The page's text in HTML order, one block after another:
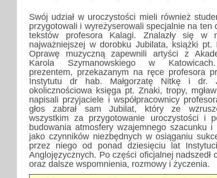
Swój udział w uroczystości mieli również
przygotowali i wyreżyserowali specjalnie na ten
tekstów profesora Kalagi. Znalazły się w
najważniejszej w dorobku Jubilata, książki pt.
Oprawę muzyczną zapewnili artyści z
Karola Szymanowskiego w Katowicach.
prezentem, przekazanym na ręce profesora
Instytutu dr hab. Małgorzatę Nitkę i dr.
okolicznościowa księga pt. Znaki, tropy,
napisali przyjaciele i współpracownicy
głos zabrał sam Jubilat, który ze
wszystkim za przygotowanie uroczystości i
budowania atmosfery wzajemnego szacunku i
jako czynników niezbędnych w osiąganiu
przez niego od ponad dziesięciu lat
Anglojęzycznych. Po części oficjalnej nadszedł
oraz dalsze wspomnienia, rozmowy i życzenia.